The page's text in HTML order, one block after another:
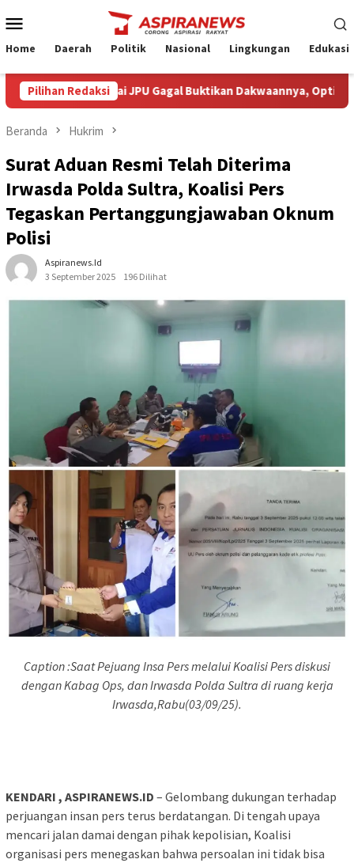
ke
Mobile
Home Daerah Politik Nasional Lingkungan Edukasi
Pilihan Redaksi
Amin Nilai JPU Gagal Buktikan Dakwaannya, Optimistis
Beranda Hukrim
Surat Aduan Resmi Telah Diterima
Irwasda Polda Sultra, Koalisi Pers
Tegaskan Pertanggungjawaban Oknum
Polisi
Aspiranews.id
3 September 2025
196 Dilihat
Caption :Saat Pejuang Insa Pers melalui Koalisi Pers diskusi
dengan Kabag Ops, dan Irwasda Polda Sultra di ruang kerja
Irwasda,Rabu(03/09/25).
KENDARI , ASPIRANEWS.ID – Gelombang dukungan terhadap
perjuangan insan pers terus berdatangan. Di tengah upaya
mencari jalan damai dengan pihak kepolisian, Koalisi
organisasi pers menegaskan bahwa persoalan ini tidak bisa